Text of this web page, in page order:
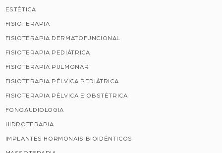
ESTÉTICA
FISIOTERAPIA
FISIOTERAPIA DERMATOFUNCIONAL
FISIOTERAPIA PEDIÁTRICA
FISIOTERAPIA PULMONAR
FISIOTERAPIA PÉLVICA PEDIÁTRICA
FISIOTERAPIA PÉLVICA E OBSTÉTRICA
FONOAUDIOLOGIA
HIDROTERAPIA
IMPLANTES HORMONAIS BIOIDÊNTICOS